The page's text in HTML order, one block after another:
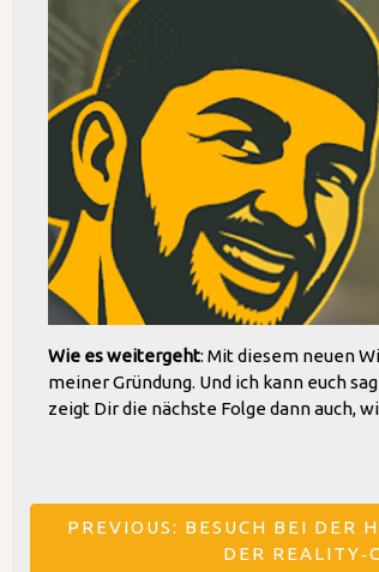
Wie es weitergeht: Mit diesem neuen
meiner Gründung. Und ich kann euch
zeigt Dir die nächste Folge dann auch,
Beitragsnavigation
PREVIOUS: BESUCH BEI DER
DER